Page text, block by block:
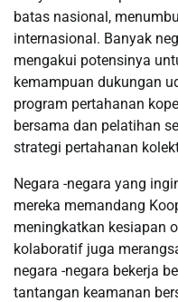
batas nasional,
internasional. Banyak
mengakui potensinya
kemampuan dukungan
program pertahanan
bersama dan pelatihan
strategi pertahanan
Negara -negara yang
mereka memandang
meningkatkan kesiapan
kolaboratif juga
negara -negara bekerja
tantangan keamanan